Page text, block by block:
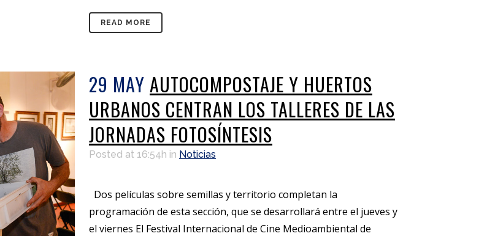
READ MORE
29 MAY AUTOCOMPOSTAJE Y HUERTOS
URBANOS CENTRAN LOS TALLERES DE LAS
JORNADAS FOTOSÍNTESIS
Posted at 16:54h in Noticias
Dos películas sobre semillas y territorio completan la
programación de esta sección, que se desarrollará entre el jueves y
el viernes El Festival Internacional de Cine Medioambiental de